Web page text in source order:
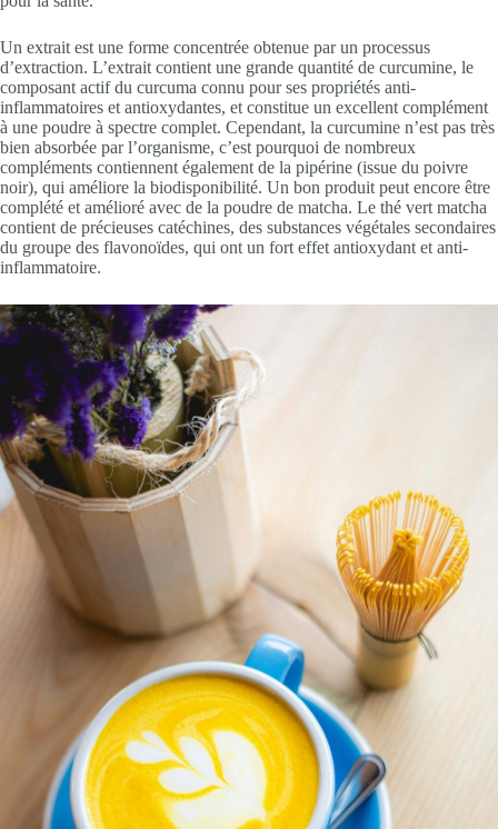
Un extrait est une forme concentrée obtenue par un processus
d’extraction. L’extrait contient une grande quantité de curcumine, le
composant actif du curcuma connu pour ses propriétés anti-
inflammatoires et antioxydantes, et constitue un excellent complément
à une poudre à spectre complet. Cependant, la curcumine n’est pas très
bien absorbée par l’organisme, c’est pourquoi de nombreux
compléments contiennent également de la pipérine (issue du poivre
noir), qui améliore la biodisponibilité. Un bon produit peut encore être
complété et amélioré avec de la poudre de matcha. Le thé vert matcha
contient de précieuses catéchines, des substances végétales secondaires
du groupe des flavonoïdes, qui ont un fort effet antioxydant et anti-
inflammatoire.